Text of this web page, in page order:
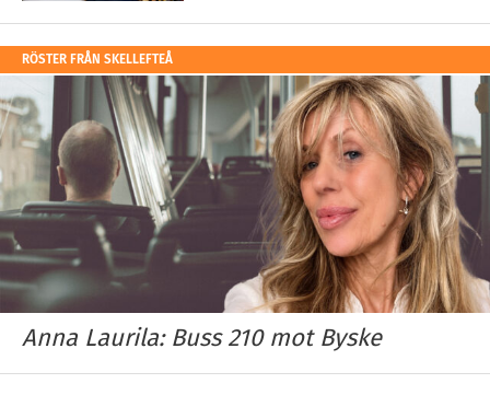
RÖSTER FRÅN SKELLEFTEÅ
Anna Laurila: Buss 210 mot Byske